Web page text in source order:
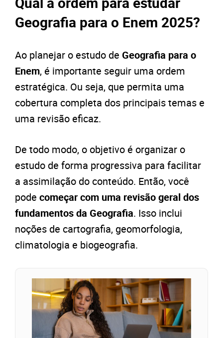
Geografia para o Enem 2025?
Ao planejar o estudo de Geografia para o
Enem, é importante seguir uma ordem
estratégica. Ou seja, que permita uma
cobertura completa dos principais temas e
uma revisão eficaz.
De todo modo, o objetivo é organizar o
estudo de forma progressiva para facilitar
a assimilação do conteúdo. Então, você
pode começar com uma revisão geral dos
fundamentos da Geografia. Isso inclui
noções de cartografia, geomorfologia,
climatologia e biogeografia.